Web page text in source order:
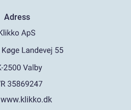
Adress
www.klikko.dk